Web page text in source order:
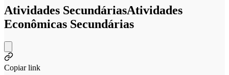
Atividades SecundáriasAtividades
Econômicas Secundárias
Copiar link